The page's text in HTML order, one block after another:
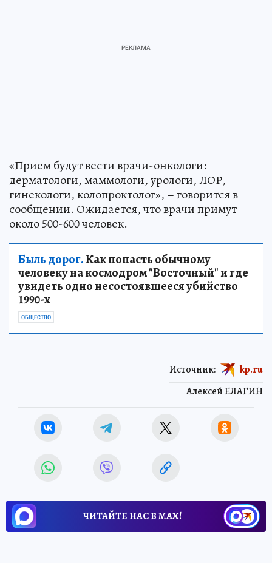
«Прием будут вести врачи-онкологи:
дерматологи, маммологи, урологи, ЛОР,
гинекологи, колопроктолог», – говорится в
сообщении. Ожидается, что врачи примут
около 500-600 человек.
Быль дорог.Как попасть обычному
человеку на космодром "Восточный" и где
увидеть одно несостоявшееся убийство
1990-х
ОБЩЕСТВО
Алексей ЕЛАГИН
Источник: kp.ru
ЧИТАЙТЕ НАС В МАХ!